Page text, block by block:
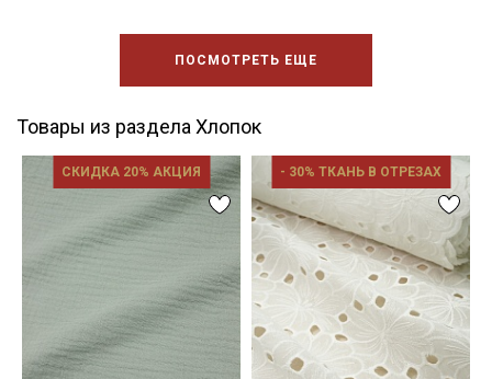
ПОСМОТРЕТЬ ЕЩЕ
Товары из раздела Хлопок
СКИДКА 20% АКЦИЯ - 30% ТКАНЬ В ОТРЕЗАХ